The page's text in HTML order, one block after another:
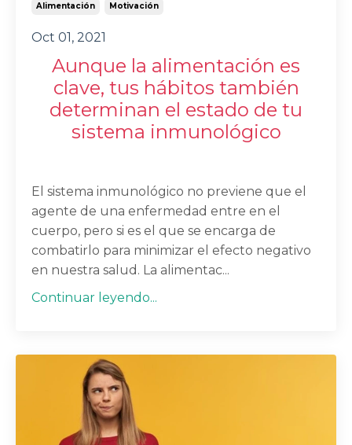
Alimentación Motivación
Oct 01, 2021
Aunque la alimentación es
clave, tus hábitos también
determinan el estado de tu
sistema inmunológico
El sistema inmunológico no previene que el
agente de una enfermedad entre en el
cuerpo, pero si es el que se encarga de
combatirlo para minimizar el efecto negativo
en nuestra salud. La alimentac...
Continuar leyendo...